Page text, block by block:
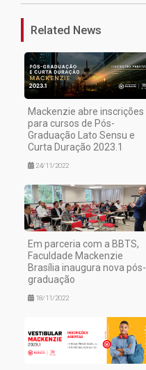
Related News
Mackenzie abre inscrições
para cursos de Pós-
Graduação Lato Sensu e
Curta Duração 2023.1
24/11/2022
Em parceria com a BBTS,
Faculdade Mackenzie
Brasília inaugura nova pós-
graduação
18/11/2022